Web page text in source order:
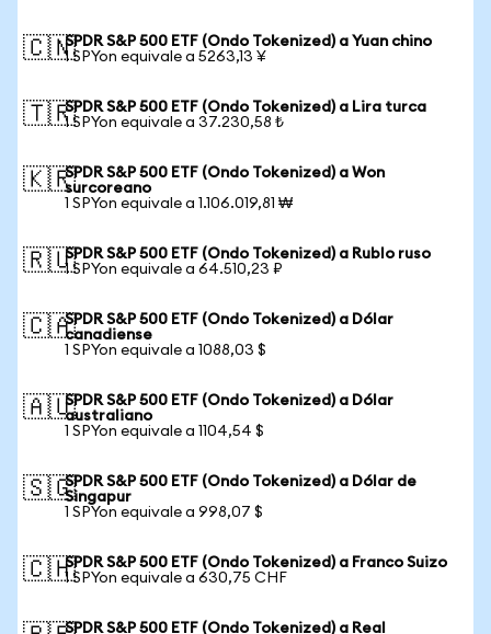
🇨🇳SPDR S&P 500 ETF (Ondo Tokenized) a Yuan chino
1 SPYon equivale a 5263,13 ¥
🇹🇷SPDR S&P 500 ETF (Ondo Tokenized) a Lira turca
1 SPYon equivale a 37.230,58 ₺
🇰🇷SPDR S&P 500 ETF (Ondo Tokenized) a Won
surcoreano
1 SPYon equivale a 1.106.019,81 ₩
🇷🇺SPDR S&P 500 ETF (Ondo Tokenized) a Rublo ruso
1 SPYon equivale a 64.510,23 ₽
🇨🇦SPDR S&P 500 ETF (Ondo Tokenized) a Dólar
canadiense
1 SPYon equivale a 1088,03 $
🇦🇺SPDR S&P 500 ETF (Ondo Tokenized) a Dólar
australiano
1 SPYon equivale a 1104,54 $
🇸🇬SPDR S&P 500 ETF (Ondo Tokenized) a Dólar de
Singapur
1 SPYon equivale a 998,07 $
🇨🇭SPDR S&P 500 ETF (Ondo Tokenized) a Franco Suizo
1 SPYon equivale a 630,75 CHF
SPDR S&P 500 ETF (Ondo Tokenized) a Real